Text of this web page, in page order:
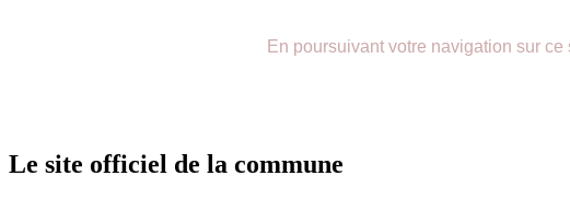
En poursuivant votre navigation sur
Le site officiel de la commune